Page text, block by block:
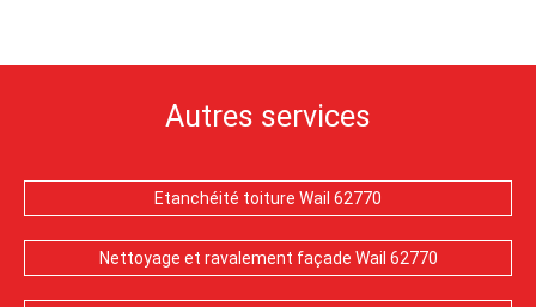
Autres services
Etanchéité toiture Wail 62770
Nettoyage et ravalement façade Wail 62770